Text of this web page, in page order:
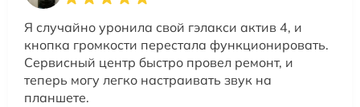
Я случайно уронила свой гэлакси актив 4, и
кнопка громкости перестала функционировать.
Сервисный центр быстро провел ремонт, и
теперь могу легко настраивать звук на
планшете.